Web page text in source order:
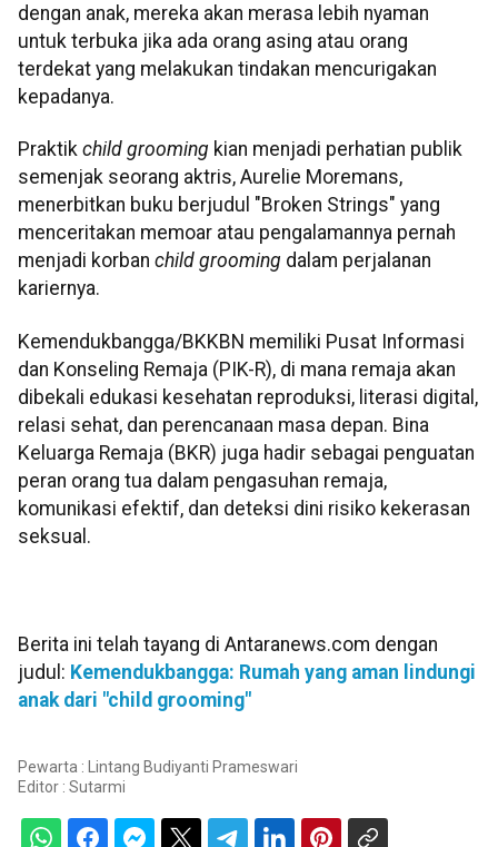
dengan anak, mereka akan merasa lebih nyaman
untuk terbuka jika ada orang asing atau orang
terdekat yang melakukan tindakan mencurigakan
kepadanya.
Praktik child grooming kian menjadi perhatian publik
semenjak seorang aktris, Aurelie Moremans,
menerbitkan buku berjudul "Broken Strings" yang
menceritakan memoar atau pengalamannya pernah
menjadi korban child grooming dalam perjalanan
kariernya.
Kemendukbangga/BKKBN memiliki Pusat Informasi
dan Konseling Remaja (PIK-R), di mana remaja akan
dibekali edukasi kesehatan reproduksi, literasi digital,
relasi sehat, dan perencanaan masa depan. Bina
Keluarga Remaja (BKR) juga hadir sebagai penguatan
peran orang tua dalam pengasuhan remaja,
komunikasi efektif, dan deteksi dini risiko kekerasan
seksual.
Berita ini telah tayang di Antaranews.com dengan
judul: Kemendukbangga: Rumah yang aman lindungi
anak dari "child grooming"
Pewarta : Lintang Budiyanti Prameswari
Editor : Sutarmi